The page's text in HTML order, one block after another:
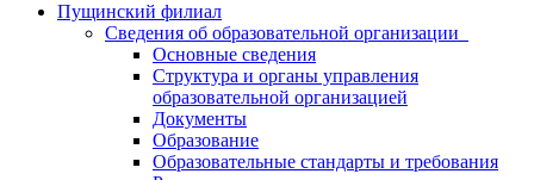
Пущинский филиал
Сведения об образовательной организации
Основные сведения
Структура и органы управления
образовательной организацией
Документы
Образование
Образовательные стандарты и требования